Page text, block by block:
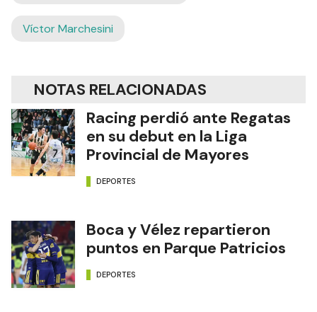
Víctor Marchesini
NOTAS RELACIONADAS
Racing perdió ante Regatas
en su debut en la Liga
Provincial de Mayores
DEPORTES
Boca y Vélez repartieron
puntos en Parque Patricios
DEPORTES